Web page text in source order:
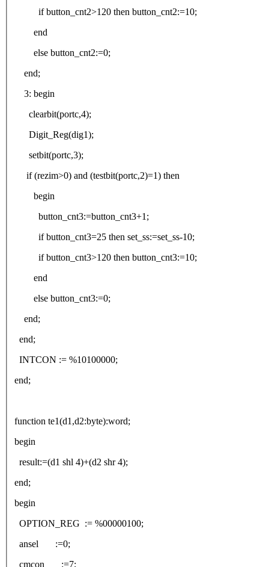
if button_cnt2>120 then button_cnt2:=10;
end
else button_cnt2:=0;
end;
3: begin
clearbit(portc,4);
Digit_Reg(dig1);
setbit(portc,3);
if (rezim>0) and (testbit(portc,2)=1) then
begin
button_cnt3:=button_cnt3+1;
if button_cnt3=25 then set_ss:=set_ss-10;
if button_cnt3>120 then button_cnt3:=10;
end
else button_cnt3:=0;
end;
end;
INTCON := %10100000;
end;
function te1(d1,d2:byte):word;
begin
result:=(d1 shl 4)+(d2 shr 4);
end;
begin
OPTION_REG := %00000100;
ansel :=0;
cmcon :=7;